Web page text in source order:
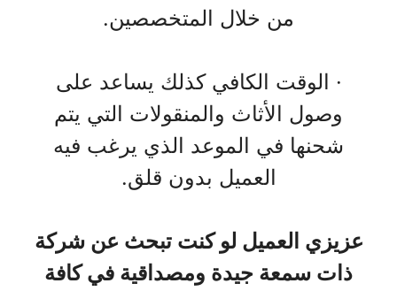
من خلال المتخصصين.
· الوقت الكافي كذلك يساعد على
وصول الأثاث والمنقولات التي يتم
شحنها في الموعد الذي يرغب فيه
العميل بدون قلق.
عزيزي العميل لو كنت تبحث عن شركة
ذات سمعة جيدة ومصداقية في كافة